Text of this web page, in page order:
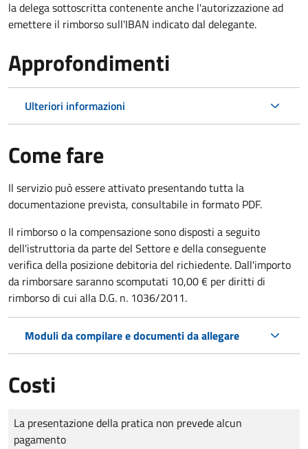
la delega sottoscritta contenente anche l'autorizzazione ad
emettere il rimborso sull'IBAN indicato dal delegante.
Approfondimenti
Ulteriori informazioni
Come fare
Il servizio può essere attivato presentando tutta la
documentazione prevista, consultabile in formato PDF.
Il rimborso o la compensazione sono disposti a seguito
dell'istruttoria da parte del Settore e della conseguente
verifica della posizione debitoria del richiedente. Dall'importo
da rimborsare saranno scomputati 10,00 € per diritti di
rimborso di cui alla D.G. n. 1036/2011.
Moduli da compilare e documenti da allegare
Costi
Tipo di pagamento
Importo
La presentazione della pratica non prevede alcun
pagamento